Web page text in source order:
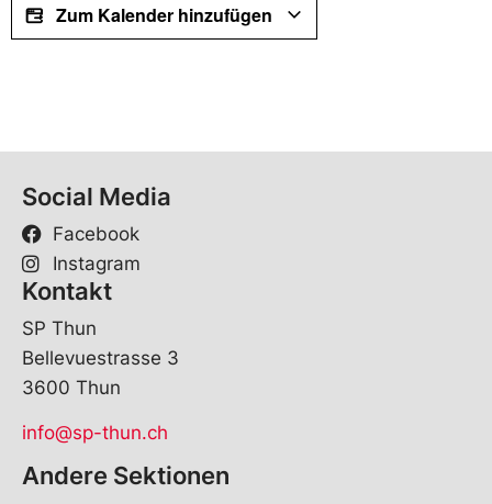
Zum Kalender hinzufügen
Social Media
Facebook
Instagram
Kontakt
SP Thun
Bellevuestrasse 3
3600 Thun
info@sp-thun.ch
Andere Sektionen